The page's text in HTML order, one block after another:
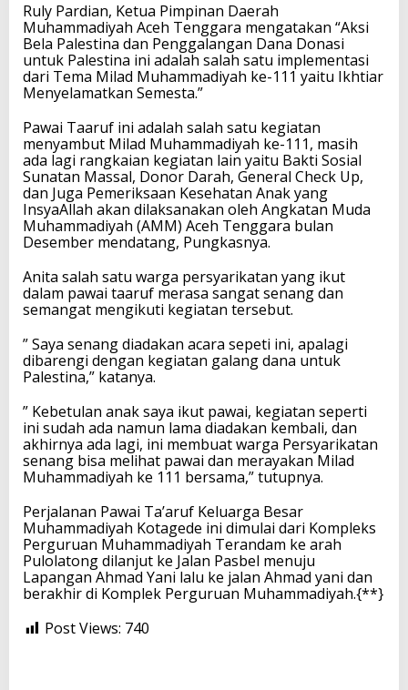
Ruly Pardian, Ketua Pimpinan Daerah
Muhammadiyah Aceh Tenggara mengatakan “Aksi
Bela Palestina dan Penggalangan Dana Donasi
untuk Palestina ini adalah salah satu implementasi
dari Tema Milad Muhammadiyah ke-111 yaitu Ikhtiar
Menyelamatkan Semesta.”
Pawai Taaruf ini adalah salah satu kegiatan
menyambut Milad Muhammadiyah ke-111, masih
ada lagi rangkaian kegiatan lain yaitu Bakti Sosial
Sunatan Massal, Donor Darah, General Check Up,
dan Juga Pemeriksaan Kesehatan Anak yang
InsyaAllah akan dilaksanakan oleh Angkatan Muda
Muhammadiyah (AMM) Aceh Tenggara bulan
Desember mendatang, Pungkasnya.
Anita salah satu warga persyarikatan yang ikut
dalam pawai taaruf merasa sangat senang dan
semangat mengikuti kegiatan tersebut.
” Saya senang diadakan acara sepeti ini, apalagi
dibarengi dengan kegiatan galang dana untuk
Palestina,” katanya.
” Kebetulan anak saya ikut pawai, kegiatan seperti
ini sudah ada namun lama diadakan kembali, dan
akhirnya ada lagi, ini membuat warga Persyarikatan
senang bisa melihat pawai dan merayakan Milad
Muhammadiyah ke 111 bersama,” tutupnya.
Perjalanan Pawai Ta’aruf Keluarga Besar
Muhammadiyah Kotagede ini dimulai dari Kompleks
Perguruan Muhammadiyah Terandam ke arah
Pulolatong dilanjut ke Jalan Pasbel menuju
Lapangan Ahmad Yani lalu ke jalan Ahmad yani dan
berakhir di Komplek Perguruan Muhammadiyah.{**}
Post Views: 740